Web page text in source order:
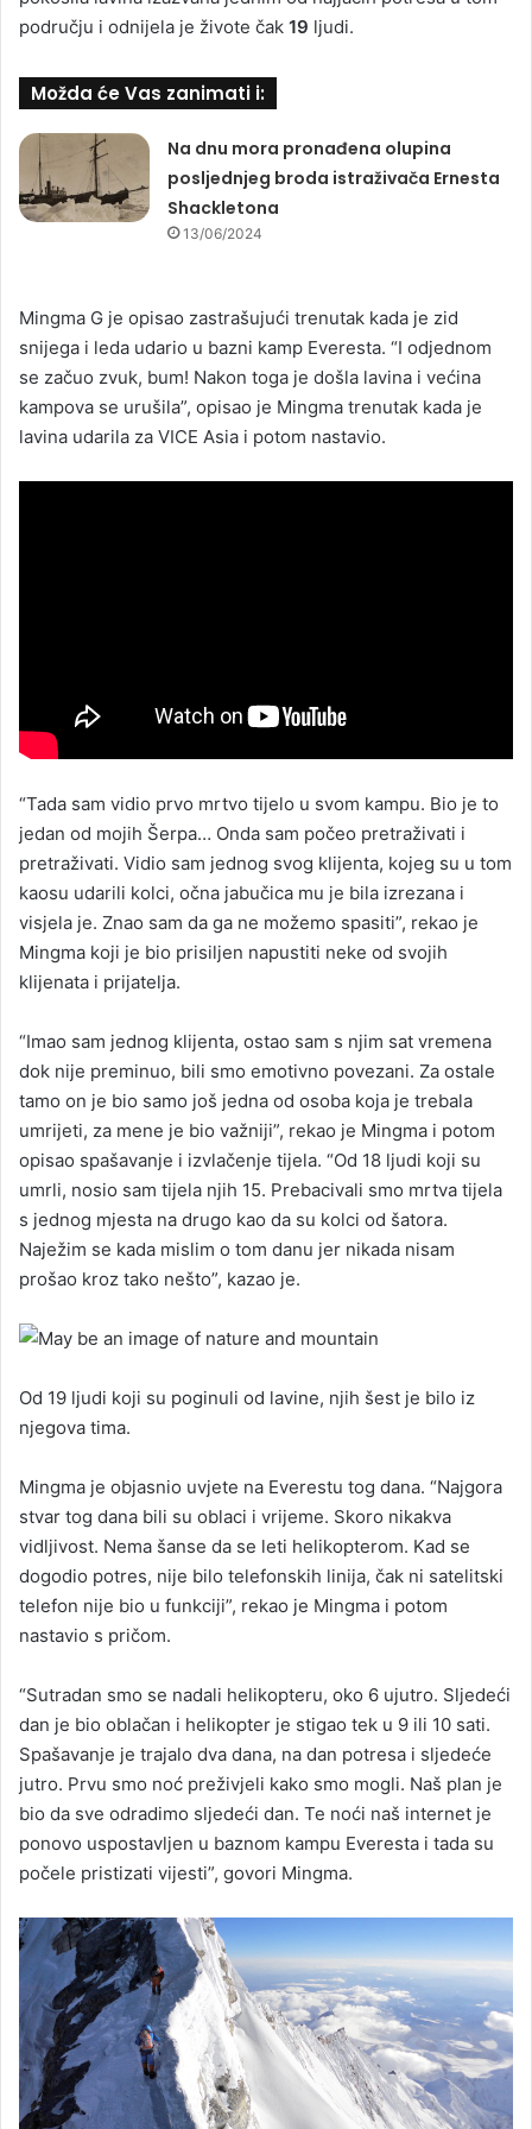
području i odnijela je živote čak 19 ljudi.
Možda će Vas zanimati i:
Na dnu mora pronađena olupina
posljednjeg broda istraživača Ernesta
Shackletona
13/06/2024
Mingma G je opisao zastrašujući trenutak kada je zid
snijega i leda udario u bazni kamp Everesta. “I odjednom
se začuo zvuk, bum! Nakon toga je došla lavina i većina
kampova se urušila”, opisao je Mingma trenutak kada je
lavina udarila za VICE Asia i potom nastavio.
“Tada sam vidio prvo mrtvo tijelo u svom kampu. Bio je to
jedan od mojih Šerpa… Onda sam počeo pretraživati ​​i
pretraživati. Vidio sam jednog svog klijenta, kojeg su u tom
kaosu udarili kolci, očna jabučica mu je bila izrezana i
visjela je. Znao sam da ga ne možemo spasiti”, rekao je
Mingma koji je bio prisiljen napustiti neke od svojih
klijenata i prijatelja.
“Imao sam jednog klijenta, ostao sam s njim sat vremena
dok nije preminuo, bili smo emotivno povezani. Za ostale
tamo on je bio samo još jedna od osoba koja je trebala
umrijeti, za mene je bio važniji”, rekao je Mingma i potom
opisao spašavanje i izvlačenje tijela. “Od 18 ljudi koji su
umrli, nosio sam tijela njih 15. Prebacivali smo mrtva tijela
s jednog mjesta na drugo kao da su kolci od šatora.
Naježim se kada mislim o tom danu jer nikada nisam
prošao kroz tako nešto”, kazao je.
Od 19 ljudi koji su poginuli od lavine, njih šest je bilo iz
njegova tima.
Mingma je objasnio uvjete na Everestu tog dana. “Najgora
stvar tog dana bili su oblaci i vrijeme. Skoro nikakva
vidljivost. Nema šanse da se leti helikopterom. Kad se
dogodio potres, nije bilo telefonskih linija, čak ni satelitski
telefon nije bio u funkciji”, rekao je Mingma i potom
nastavio s pričom.
“Sutradan smo se nadali helikopteru, oko 6 ujutro. Sljedeći
dan je bio oblačan i helikopter je stigao tek u 9 ili 10 sati.
Spašavanje je trajalo dva dana, na dan potresa i sljedeće
jutro. Prvu smo noć preživjeli kako smo mogli. Naš plan je
bio da sve odradimo sljedeći dan. Te noći naš internet je
ponovo uspostavljen u baznom kampu Everesta i tada su
počele pristizati vijesti”, govori Mingma.